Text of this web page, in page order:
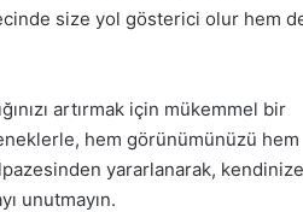
size yol gösterici olur hem
artırmak için mükemmel bir
hem görünümünüzü hem
yararlanarak, kendinize
unutmayın.